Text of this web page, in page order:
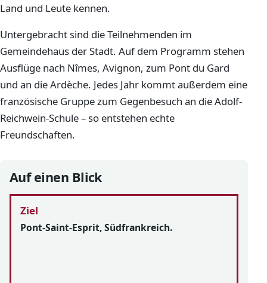
Land und Leute kennen.
Untergebracht sind die Teilnehmenden im
Gemeindehaus der Stadt. Auf dem Programm stehen
Ausflüge nach Nîmes, Avignon, zum Pont du Gard
und an die Ardèche. Jedes Jahr kommt außerdem eine
französische Gruppe zum Gegenbesuch an die Adolf-
Reichwein-Schule – so entstehen echte
Freundschaften.
Auf einen Blick
Ziel
Pont-Saint-Esprit, Südfrankreich.